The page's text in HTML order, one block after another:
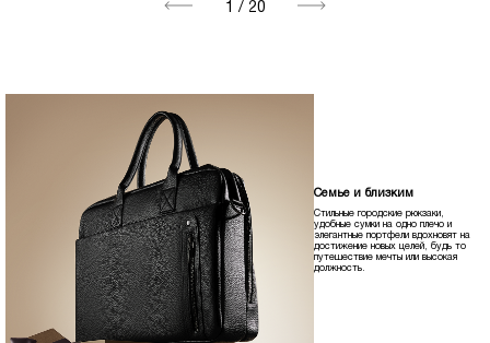
1 / 20
Семье и близким
Стильные городские рюкзаки,
удобные сумки на одно плечо и
элегантные портфели вдохновят на
достижение новых целей, будь то
путешествие мечты или высокая
должность.